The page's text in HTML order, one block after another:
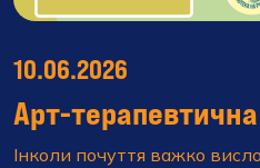
10.06.2026
Арт-терапевтична
Інколи почуття важко